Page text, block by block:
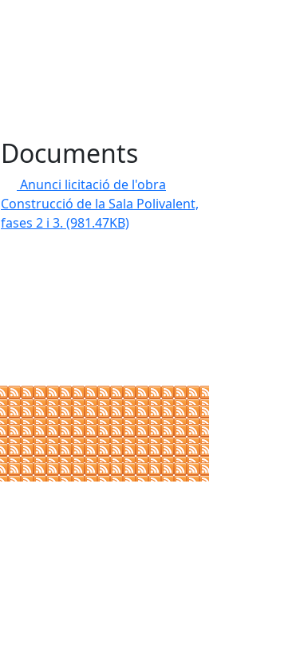
Documents
Anunci licitació de l'obra
Construcció de la Sala Polivalent,
fases 2 i 3. (981.47KB)